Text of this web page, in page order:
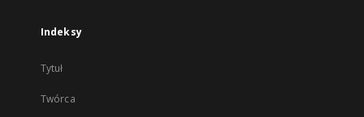
Indeksy
Tytuł
Twórca